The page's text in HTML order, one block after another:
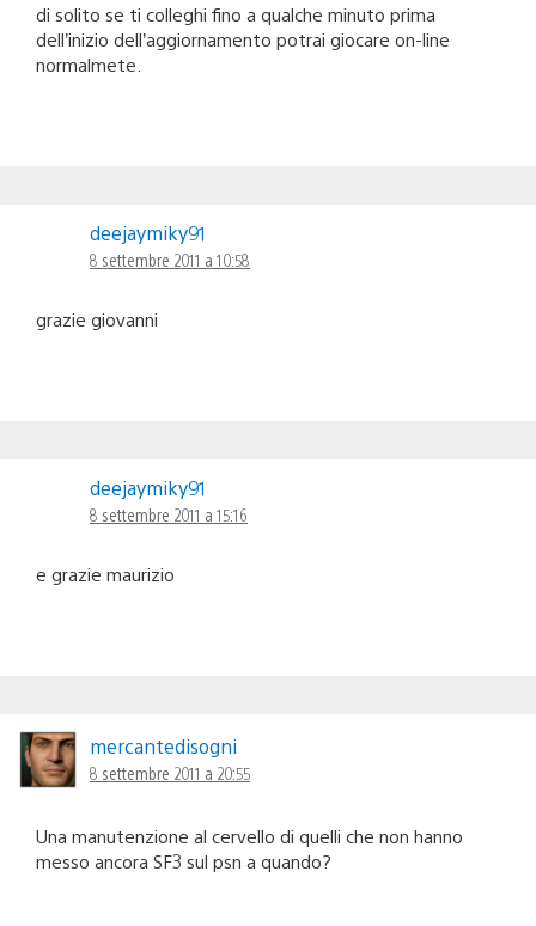
di solito se ti colleghi fino a qualche minuto prima
dell’inizio dell’aggiornamento potrai giocare on-line
normalmete.
deejaymiky91
8 settembre 2011 a 10:58
grazie giovanni
deejaymiky91
8 settembre 2011 a 15:16
e grazie maurizio
mercantedisogni
8 settembre 2011 a 20:55
Una manutenzione al cervello di quelli che non hanno
messo ancora SF3 sul psn a quando?